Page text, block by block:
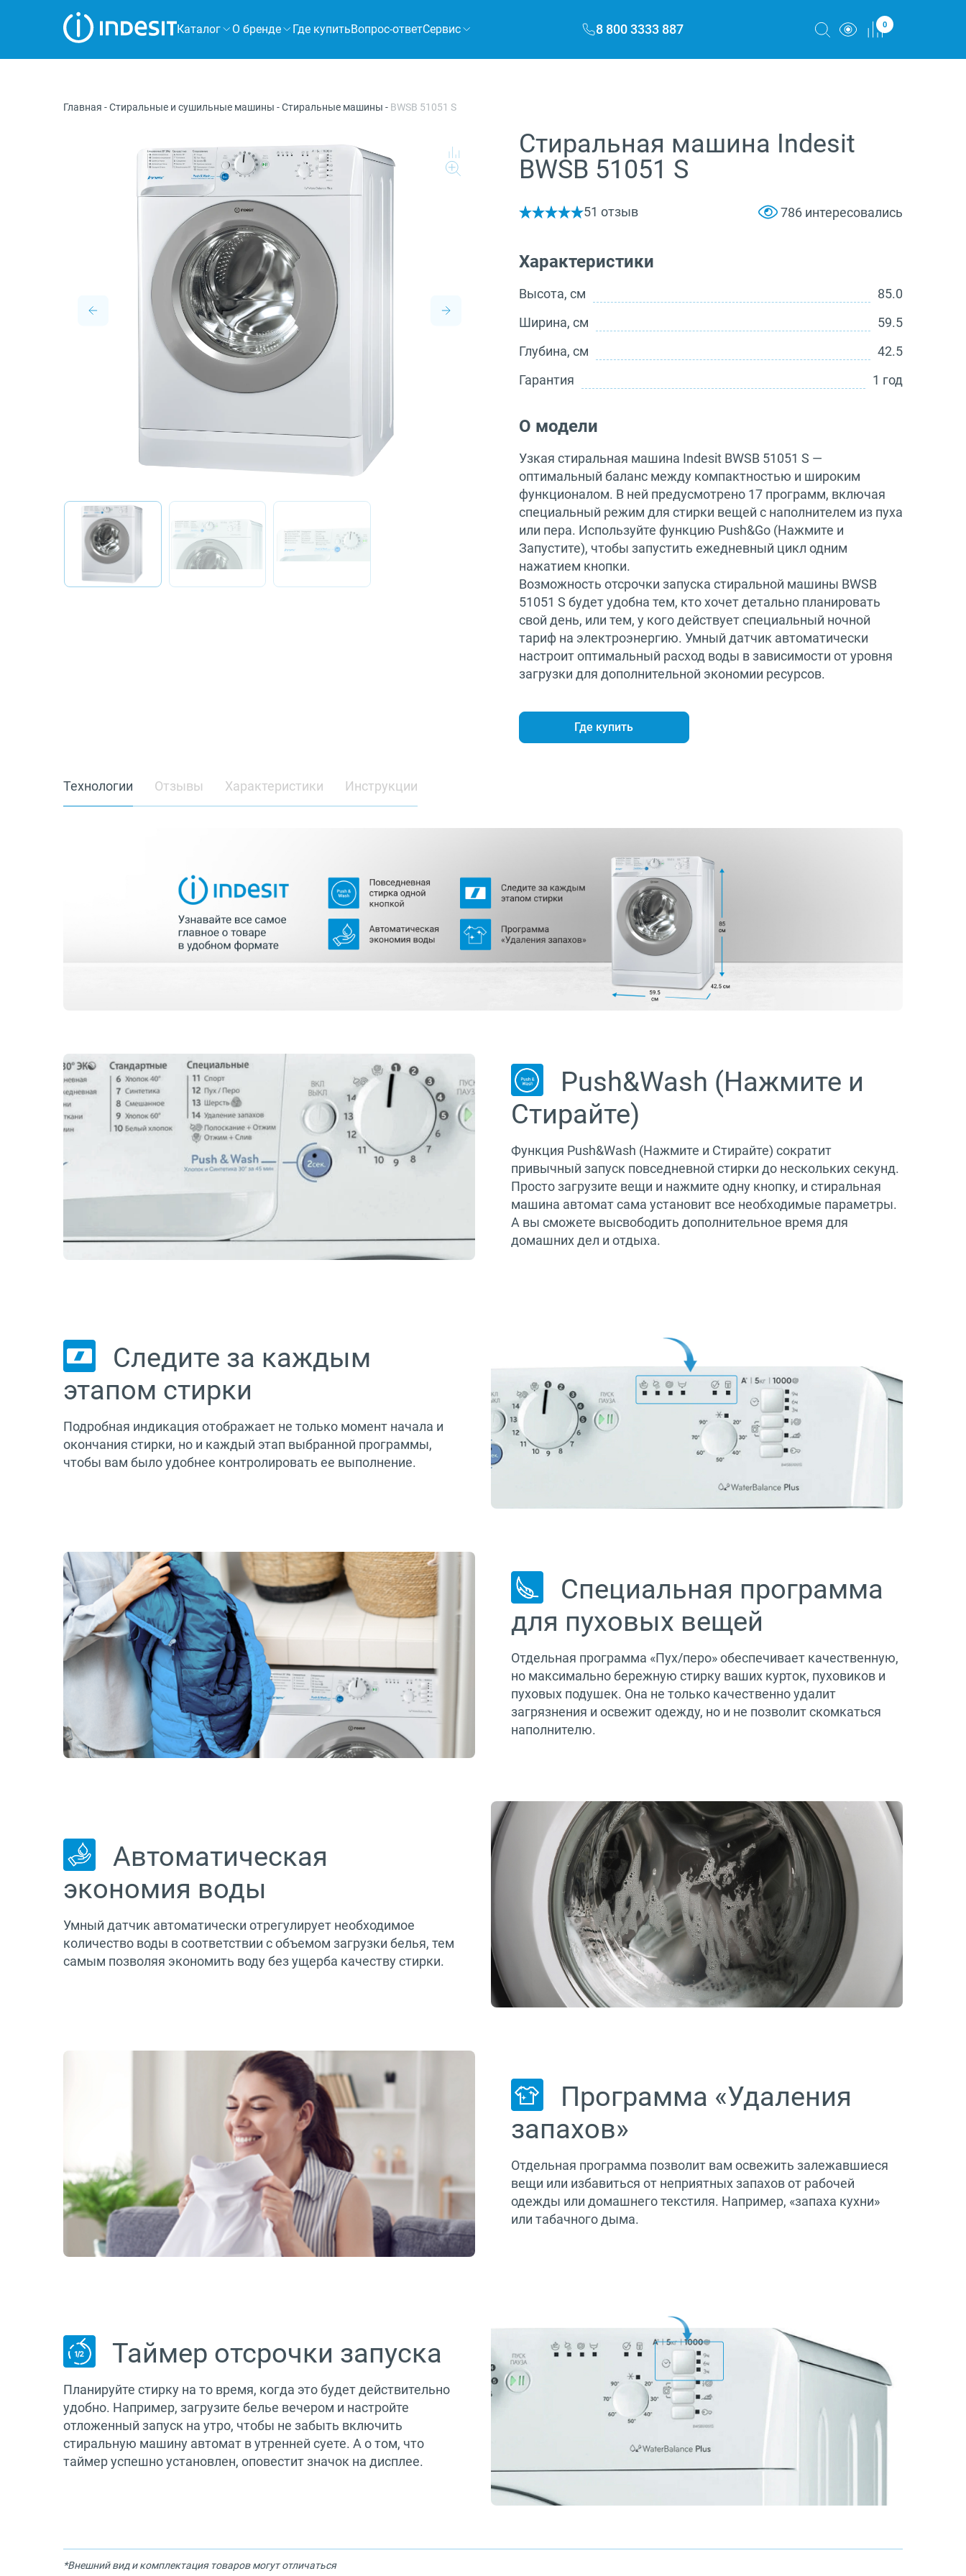
Каталог О бренде Где купитьВопрос-ответСервис 8 800 3333 887 0
Холодильники
Посудомоечные машины
Микроволновые печи
Главная -Стиральные и сушильные машины -Стиральные машины - BWSB 51051 S
Стиральная машина Indesit
BWSB 51051 S
51 отзыв 786 интересовались
Характеристики
Высота, см
85.0
Ширина, см
59.5
Глубина, см
42.5
Гарантия
1 год
О модели
Узкая стиральная машина Indesit BWSB 51051 S —
оптимальный баланс между компактностью и широким
функционалом. В ней предусмотрено 17 программ, включая
специальный режим для стирки вещей с наполнителем из пуха
или пера. Используйте функцию Push&Go (Нажмите и
Запустите), чтобы запустить ежедневный цикл одним
нажатием кнопки.
Возможность отсрочки запуска стиральной машины BWSB
51051 S будет удобна тем, кто хочет детально планировать
свой день, или тем, у кого действует специальный ночной
тариф на электроэнергию. Умный датчик автоматически
настроит оптимальный расход воды в зависимости от уровня
загрузки для дополнительной экономии ресурсов.
Где купить
Технологии Отзывы Характеристики Инструкции
Push&Wash (Нажмите и
Стирайте)
Функция Push&Wash (Нажмите и Стирайте) сократит
привычный запуск повседневной стирки до нескольких секунд.
Просто загрузите вещи и нажмите одну кнопку, и стиральная
машина автомат сама установит все необходимые параметры.
А вы сможете высвободить дополнительное время для
домашних дел и отдыха.
Следите за каждым
этапом стирки
Подробная индикация отображает не только момент начала и
окончания стирки, но и каждый этап выбранной программы,
чтобы вам было удобнее контролировать ее выполнение.
Специальная программа
для пуховых вещей
Отдельная программа «Пух/перо» обеспечивает качественную,
но максимально бережную стирку ваших курток, пуховиков и
пуховых подушек. Она не только качественно удалит
загрязнения и освежит одежду, но и не позволит скомкаться
наполнителю.
Автоматическая
экономия воды
Умный датчик автоматически отрегулирует необходимое
количество воды в соответствии с объемом загрузки белья, тем
самым позволяя экономить воду без ущерба качеству стирки.
Программа «Удаления
запахов»
Отдельная программа позволит вам освежить залежавшиеся
вещи или избавиться от неприятных запахов от рабочей
одежды или домашнего текстиля. Например, «запаха кухни»
или табачного дыма.
Таймер отсрочки запуска
Планируйте стирку на то время, когда это будет действительно
удобно. Например, загрузите белье вечером и настройте
отложенный запуск на утро, чтобы не забыть включить
стиральную машину автомат в утренней суете. А о том, что
таймер успешно установлен, оповестит значок на дисплее.
*Внешний вид и комплектация товаров могут отличаться